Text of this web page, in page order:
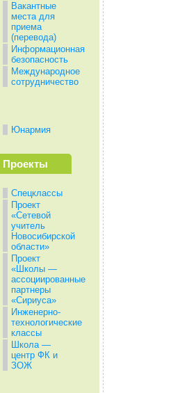
Вакантные
места для
приема
(перевода)
Информационная
безопасность
Международное
сотрудничество
Юнармия
Проекты
Спецклассы
Проект
«Сетевой
учитель
Новосибирской
области»
Проект
«Школы —
ассоциированные
партнеры
«Сириуса»
Инженерно-
технологические
классы
Школа —
центр ФК и
ЗОЖ